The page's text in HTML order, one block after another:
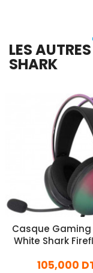
LES
SHARK
Casque Gaming
White Shark
105,000